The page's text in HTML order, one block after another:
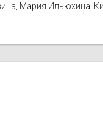
Мария Ильюхина,